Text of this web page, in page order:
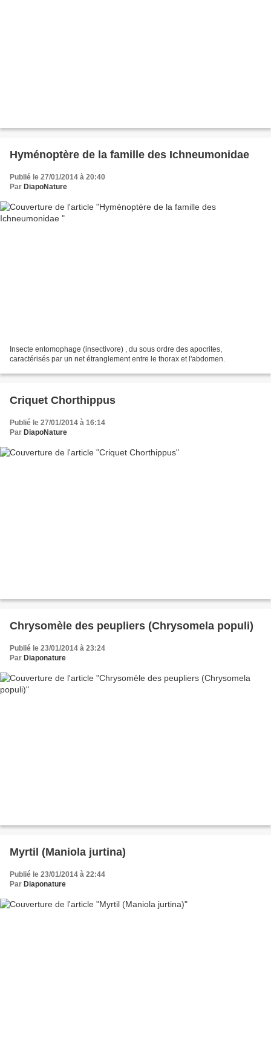
Hyménoptère de la famille des Ichneumonidae
Publié le 27/01/2014 à 20:40
Par DiapoNature
Insecte entomophage (insectivore) , du sous ordre des apocrites,
caractérisés par un net étranglement entre le thorax et l'abdomen.
Criquet Chorthippus
Publié le 27/01/2014 à 16:14
Par DiapoNature
Chrysomèle des peupliers (Chrysomela populi)
Publié le 23/01/2014 à 23:24
Par Diaponature
Myrtil (Maniola jurtina)
Publié le 23/01/2014 à 22:44
Par Diaponature